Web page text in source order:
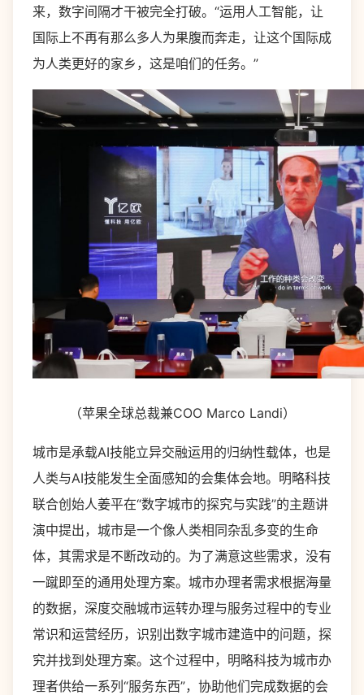
来，数字间隔才干被完全打破。“运用人工智能，让
国际上不再有那么多人为果腹而奔走，让这个国际成
为人类更好的家乡，这是咱们的任务。”
（苹果全球总裁兼COO Marco Landi）
城市是承载AI技能立异交融运用的归纳性载体，也是
人类与AI技能发生全面感知的会集体会地。明略科技
联合创始人姜平在“数字城市的探究与实践”的主题讲
演中提出，城市是一个像人类相同杂乱多变的生命
体，其需求是不断改动的。为了满意这些需求，没有
一蹴即至的通用处理方案。城市办理者需求根据海量
的数据，深度交融城市运转办理与服务过程中的专业
常识和运营经历，识别出数字城市建造中的问题，探
究并找到处理方案。这个过程中，明略科技为城市办
理者供给一系列“服务东西”，协助他们完成数据的会